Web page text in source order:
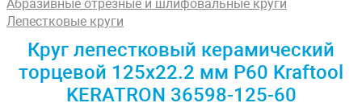
Абразивные отрезные и шлифовальные круги
Лепестковые круги
Круг лепестковый керамический
торцевой 125х22.2 мм P60 Kraftool
KERATRON 36598-125-60